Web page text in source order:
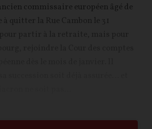
commissaire européen âgé de